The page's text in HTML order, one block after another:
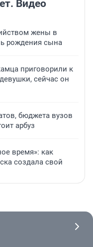
Видео
жены в
рождения сына
приговорили к
сейчас он
бюджета вузов
арбуз
время»: как
создала свой